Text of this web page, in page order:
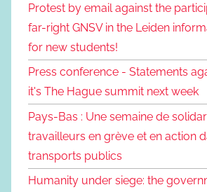
Protest by email against the
far-right GNSV in the Leiden
for new students!
Press conference - Statements
it's The Hague summit next week
Pays-Bas : Une semaine de
travailleurs en grève et en action
transports publics
Humanity under siege: the